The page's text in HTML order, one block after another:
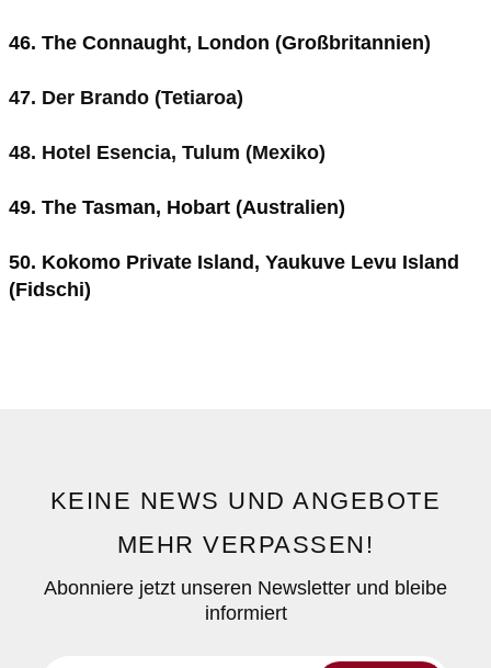
46. The Connaught, London (Großbritannien)
47. Der Brando (Tetiaroa)
48. Hotel Esencia, Tulum (Mexiko)
49. The Tasman, Hobart (Australien)
50. Kokomo Private Island, Yaukuve Levu Island
(Fidschi)
KEINE NEWS UND ANGEBOTE
MEHR VERPASSEN!
Abonniere jetzt unseren Newsletter und bleibe
informiert